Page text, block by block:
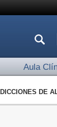
Aula
DE